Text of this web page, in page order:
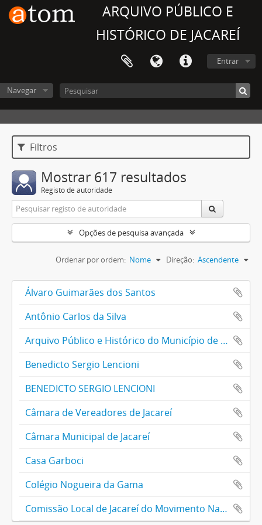
ARQUIVO PÚBLICO E
HISTÓRICO DE JACAREÍ
Entrar
Navegar
Filtros
Mostrar 617 resultados
Registo de autoridade
Opções de pesquisa avançada
Ordenar por ordem: Nome Direção: Ascendente
Álvaro Guimarães dos Santos
Antônio Carlos da Silva
Arquivo Público e Histórico do Município de Jacareí
Benedicto Sergio Lencioni
BENEDICTO SERGIO LENCIONI
Câmara de Vereadores de Jacareí
Câmara Municipal de Jacareí
Casa Garboci
Colégio Nogueira da Gama
Comissão Local de Jacareí do Movimento Nacional de Meninos e Meninas de Rua - MNMMR